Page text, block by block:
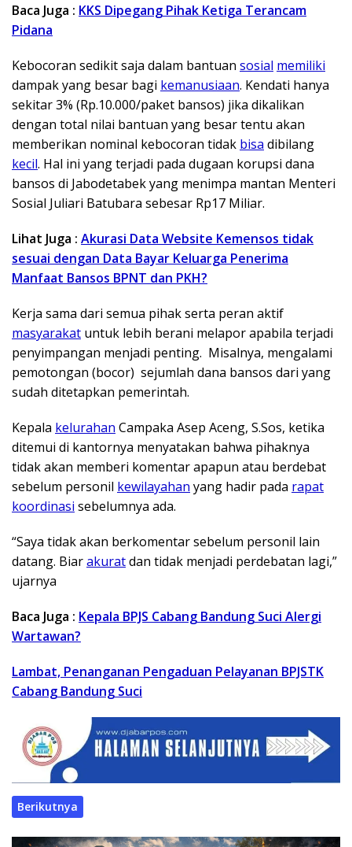
Baca Juga : KKS Dipegang Pihak Ketiga Terancam
Pidana
Kebocoran sedikit saja dalam bantuan sosial memiliki
dampak yang besar bagi kemanusiaan. Kendati hanya
sekitar 3% (Rp.10.000/paket bansos) jika dikalikan
dengan total nilai bantuan yang besar tentu akan
memberikan nominal kebocoran tidak bisa dibilang
kecil. Hal ini yang terjadi pada dugaan korupsi dana
bansos di Jabodetabek yang menimpa mantan Menteri
Sosial Juliari Batubara sebesar Rp17 Miliar.
Lihat Juga : Akurasi Data Website Kemensos tidak
sesuai dengan Data Bayar Keluarga Penerima
Manfaat Bansos BPNT dan PKH?
Kerja sama dari semua pihak serta peran aktif
masyarakat untuk lebih berani melapor apabila terjadi
penyimpangan menjadi penting. Misalnya, mengalami
pemotongan (bocor) sejumlah dana bansos dari yang
sudah ditetapkan pemerintah.
Kepala kelurahan Campaka Asep Aceng, S.Sos, ketika
ditemui di kantornya menyatakan bahwa pihaknya
tidak akan memberi komentar apapun atau berdebat
sebelum personil kewilayahan yang hadir pada rapat
koordinasi sebelumnya ada.
“Saya tidak akan berkomentar sebelum personil lain
datang. Biarakuratdan tidak menjadi perdebatan lagi,”
ujarnya
Baca Juga : Kepala BPJS Cabang Bandung Suci Alergi
Wartawan?
Lambat, Penanganan Pengaduan Pelayanan BPJSTK
Cabang Bandung Suci
Berikutnya